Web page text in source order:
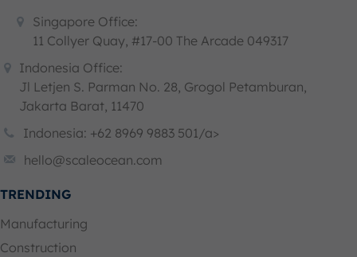
Singapore Office:
11 Collyer Quay, #17-00 The Arcade 049317
Indonesia Office:
Jl Letjen S. Parman No. 28, Grogol Petamburan,
Jakarta Barat, 11470
Indonesia: +62 8969 9883 501/a>
hello@scaleocean.com
TRENDING
Manufacturing
Construction